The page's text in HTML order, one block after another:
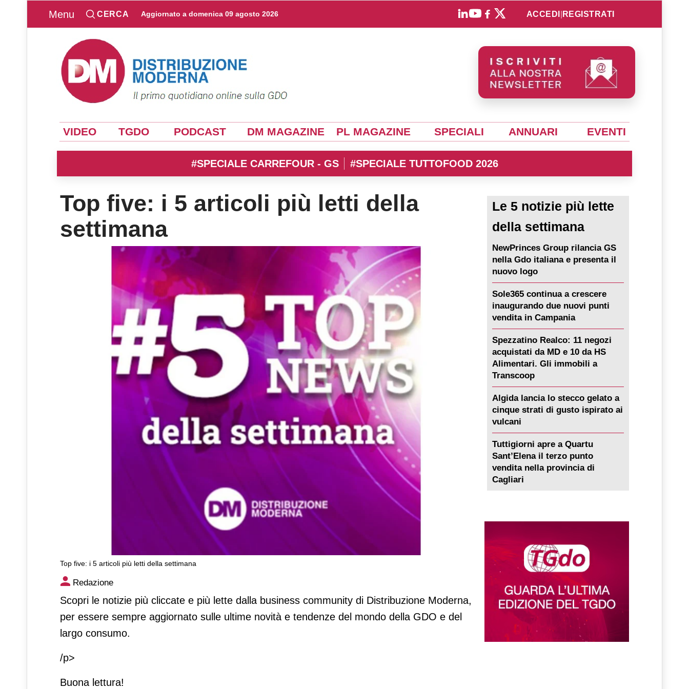
Menu CERCA Aggiornato a domenica 09 agosto 2026 ACCEDI REGISTRATI
VIDEO TGDO PODCAST DM MAGAZINE PL MAGAZINE SPECIALI ANNUARI EVENTI
#SPECIALE CARREFOUR - GS #SPECIALE TUTTOFOOD 2026
Top five: i 5 articoli più letti della
settimana
Top five: i 5 articoli più letti della settimana
Top five: i 5 articoli più letti della settimana
Redazione
Scopri le notizie più cliccate e più lette dalla business community di Distribuzione Moderna,
per essere sempre aggiornato sulle ultime novità e tendenze del mondo della GDO e del
largo consumo.
/p>
Buona lettura!
Le 5 notizie più lette
della settimana
NewPrinces Group rilancia GS
nella Gdo italiana e presenta il
nuovo logo
Sole365 continua a crescere
inaugurando due nuovi punti
vendita in Campania
Spezzatino Realco: 11 negozi
acquistati da MD e 10 da HS
Alimentari. Gli immobili a
Transcoop
Algida lancia lo stecco gelato a
cinque strati di gusto ispirato ai
vulcani
Tuttigiorni apre a Quartu
Sant’Elena il terzo punto
vendita nella provincia di
Cagliari